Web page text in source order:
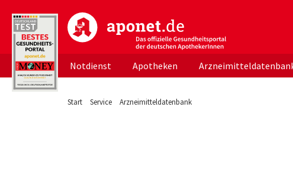
aponet.de - Das offizielle Gesundheitsportal der
Notdienst Apotheken
Start Service Arzneimitteldatenbank